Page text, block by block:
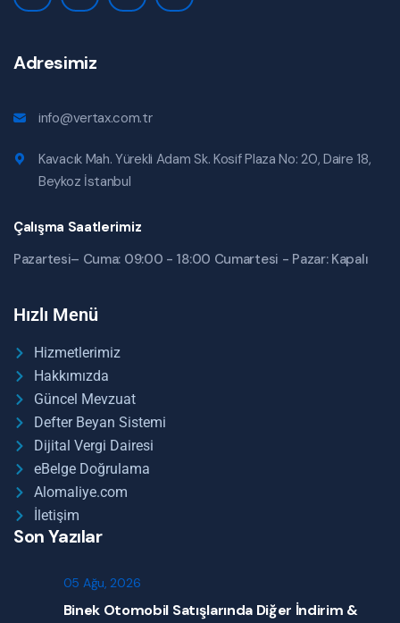
Adresimiz
info@vertax.com.tr
Kavacık Mah. Yürekli Adam Sk. Kosif Plaza No: 20, Daire 18,
Beykoz İstanbul
Çalışma Saatlerimiz
Pazartesi– Cuma: 09:00 - 18:00 Cumartesi - Pazar: Kapalı
Hızlı Menü
Hizmetlerimiz
Hakkımızda
Güncel Mevzuat
Defter Beyan Sistemi
Dijital Vergi Dairesi
eBelge Doğrulama
Alomaliye.com
İletişim
Son Yazılar
05 Ağu, 2026
Binek Otomobil Satışlarında Diğer İndirim &